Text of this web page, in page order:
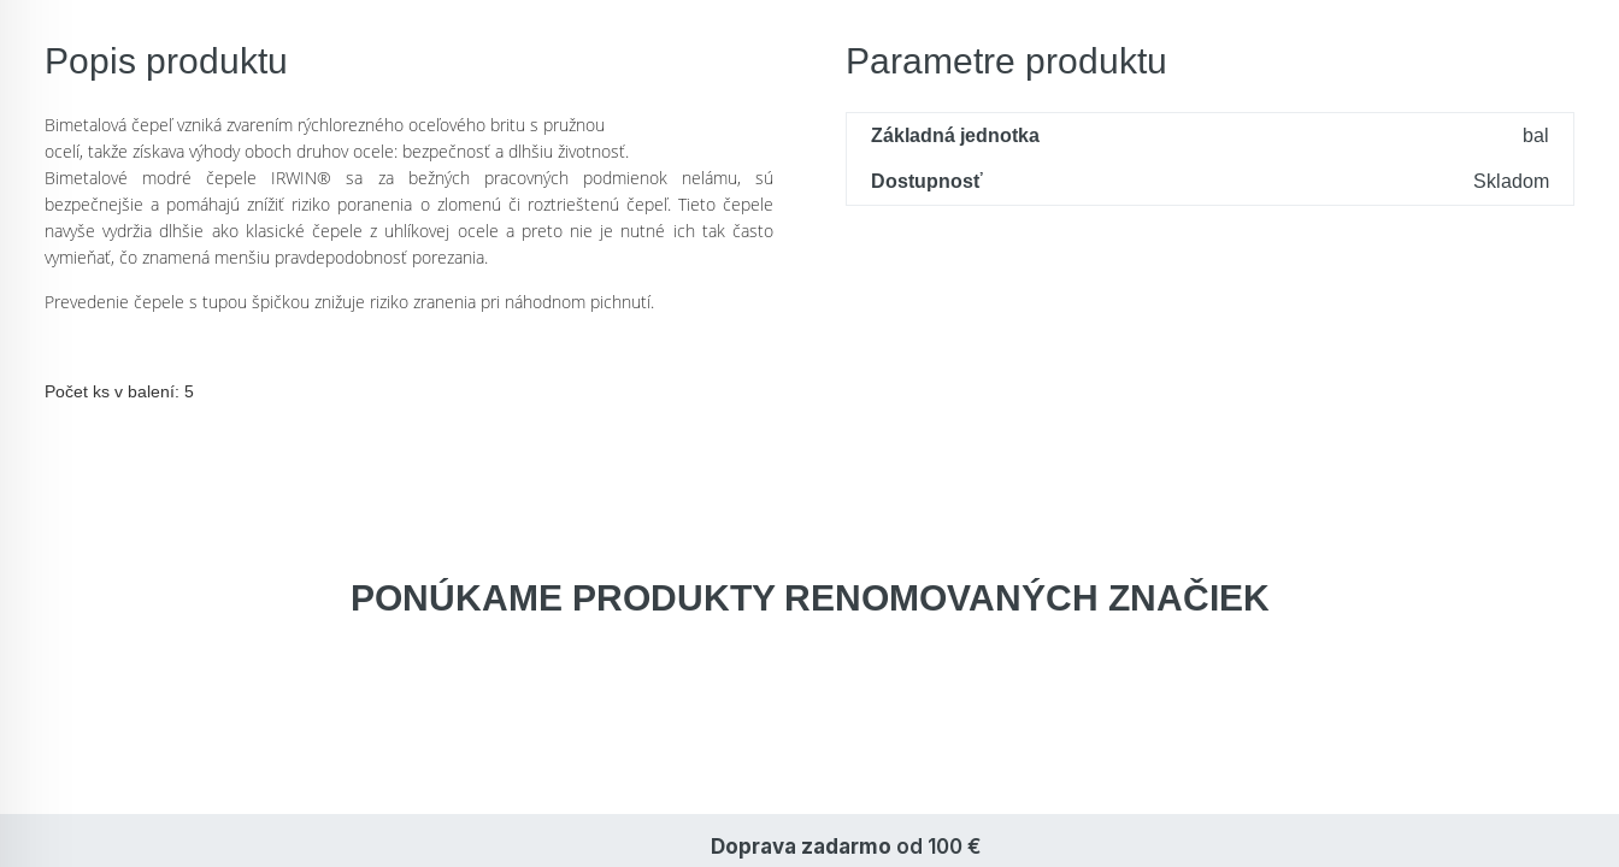
Popis produktu
Bimetalová čepeľ vzniká zvarením rýchlorezného oceľového britu s pružnou
ocelí, takže získava výhody oboch druhov ocele: bezpečnosť a dlhšiu životnosť.
Bimetalové modré čepele IRWIN® sa za bežných pracovných podmienok nelámu, sú
bezpečnejšie a pomáhajú znížiť riziko poranenia o zlomenú či roztrieštenú čepeľ. Tieto čepele
navyše vydržia dlhšie ako klasické čepele z uhlíkovej ocele a preto nie je nutné ich tak často
vymieňať, čo znamená menšiu pravdepodobnosť porezania.
Prevedenie čepele s tupou špičkou znižuje riziko zranenia pri náhodnom pichnutí.
Počet ks v balení: 5
Parametre produktu
Základná jednotka bal
Dostupnosť Skladom
PONÚKAME PRODUKTY RENOMOVANÝCH ZNAČIEK
Doprava zadarmo od 100 €